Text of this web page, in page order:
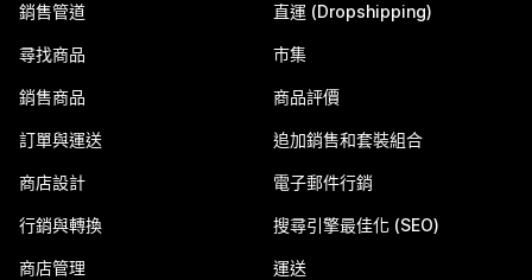
銷售管道
尋找商品
銷售商品
訂單與運送
商店設計
行銷與轉換
商店管理
直運 (Dropshipping)
市集
商品評價
追加銷售和套裝組合
電子郵件行銷
搜尋引擎最佳化 (SEO)
運送